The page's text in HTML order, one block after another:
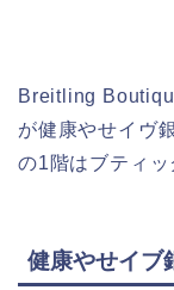
Breitling
が健康やせイヴ
の1階はブティッ
健康やせイブ